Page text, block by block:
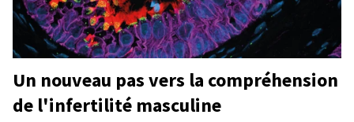
Un nouveau pas vers la compréhension
de l'infertilité masculine